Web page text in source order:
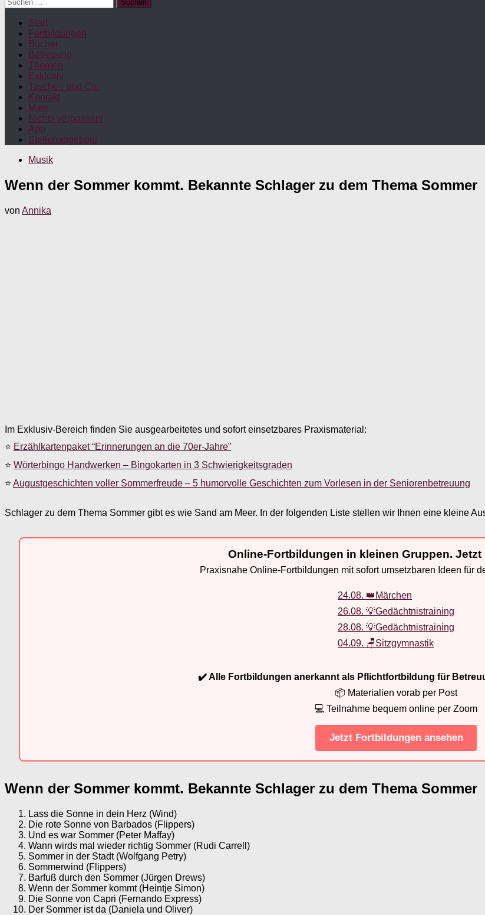
nach:
Start
Fortbildungen
Bücher
Betreuung
Themen
Exklusiv
Taschen und Co.
Kontakt
Maw
Nichts verpassen!
App
Stellenangebote
Musik
Wenn der Sommer kommt. Bekannte Schlager zu dem Thema Sommer
von Annika
Im Exklusiv-Bereich finden Sie ausgearbeitetes und sofort einsetzbares Praxismaterial:
⭐ Erzählkartenpaket “Erinnerungen an die 70er-Jahre”
⭐ Wörterbingo Handwerken – Bingokarten in 3 Schwierigkeitsgraden
⭐ Augustgeschichten voller Sommerfreude – 5 humorvolle Geschichten zum Vorlesen in der Seniorenbetreuung
Schlager zu dem Thema Sommer gibt es wie Sand am Meer. In der folgenden Liste stellen wir Ihnen eine kleine
Online-Fortbildungen in kleinen Gruppen. Jetzt
Praxisnahe Online-Fortbildungen mit sofort umsetzbaren Ideen für
24.08. 👑Märchen
26.08. 💡Gedächtnistraining
28.08. 💡Gedächtnistraining
04.09. 🪑Sitzgymnastik
✔️ Alle Fortbildungen anerkannt als Pflichtfortbildung für
📦 Materialien vorab per Post
💻 Teilnahme bequem online per Zoom
Jetzt Fortbildungen ansehen
Wenn der Sommer kommt. Bekannte Schlager zu dem Thema Sommer
Lass die Sonne in dein Herz (Wind)
Die rote Sonne von Barbados (Flippers)
Und es war Sommer (Peter Maffay)
Wann wirds mal wieder richtig Sommer (Rudi Carrell)
Sommer in der Stadt (Wolfgang Petry)
Sommerwind (Flippers)
Barfuß durch den Sommer (Jürgen Drews)
Wenn der Sommer kommt (Heintje Simon)
Die Sonne von Capri (Fernando Express)
Der Sommer ist da (Daniela und Oliver)